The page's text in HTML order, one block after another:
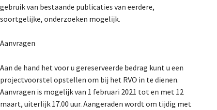
gebruik van bestaande publicaties van eerdere,
soortgelijke, onderzoeken mogelijk.
Aanvragen
Aan de hand het voor u gereserveerde bedrag kunt u een
projectvoorstel opstellen om bij het RVO in te dienen.
Aanvragen is mogelijk van 1 februari 2021 tot en met 12
maart, uiterlijk 17.00 uur. Aangeraden wordt om tijdig met